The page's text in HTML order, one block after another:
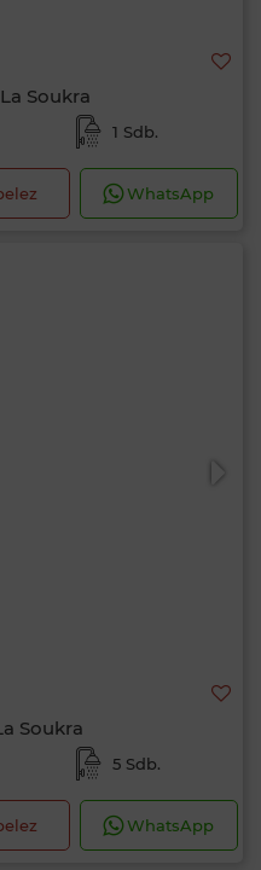
Soukra
1 Sdb.
WhatsApp
Soukra
5 Sdb.
WhatsApp